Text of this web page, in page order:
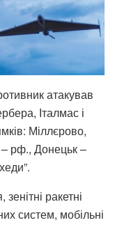
атакував
Італмас і
Міллєрово,
рф., Донецьк –
ракетні
систем, мобільні